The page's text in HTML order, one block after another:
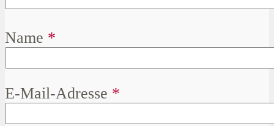
Name *
E-Mail-Adresse *